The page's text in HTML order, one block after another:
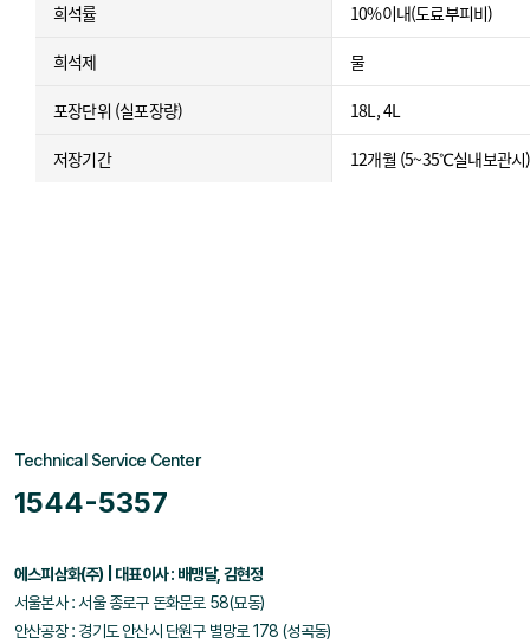
희석률 10%이내(도료부피비)
희석제 물
포장단위 (실포장량) 18L, 4L
저장기간 12개월 (5~35℃실내보관시)
Technical Service Center
1544-5357
에스피삼화(주) | 대표이사 : 배맹달, 김현정
서울본사 : 서울 종로구 돈화문로 58(묘동)
안산공장 : 경기도 안산시 단원구 별망로 178 (성곡동)